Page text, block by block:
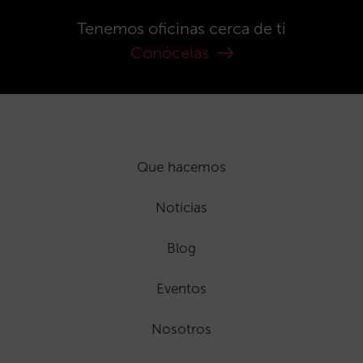
Tenemos oficinas cerca de ti
Conócelas
Que hacemos
Noticias
Blog
Eventos
Nosotros